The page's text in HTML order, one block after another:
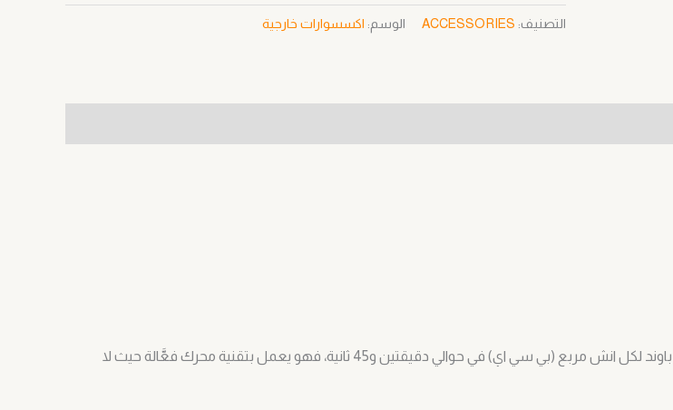
التصنيف: ACCESSORIES الوسم: اكسسوارات خارجية
يتميز المنفاخ بوظيفة نفخ سريعة وهادئة حيث يمكنه نفخ الإطار من 0 إلى 35 باوند لكل انش مربع (بي سي اي) في حوالي دقيقتين و45 ثانية، فهو يعمل بتقنية محرك فعَّالة حيث لا